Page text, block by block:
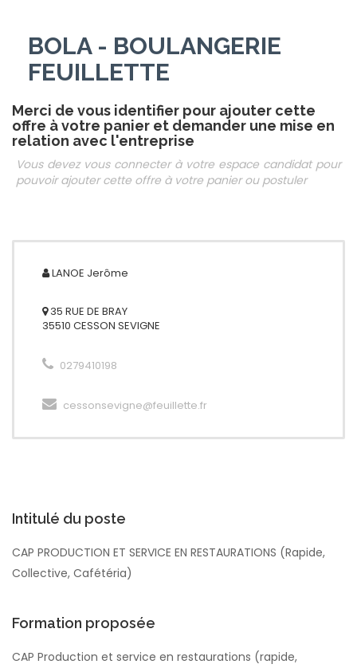
BOLA - BOULANGERIE
FEUILLETTE
Merci de vous identifier pour ajouter cette
offre à votre panier et demander une mise en
relation avec l'entreprise
Vous devez vous connecter à votre espace candidat pour
pouvoir ajouter cette offre à votre panier ou postuler
LANOE Jerôme
35 RUE DE BRAY
35510 CESSON SEVIGNE
0279410198
cessonsevigne@feuillette.fr
Intitulé du poste
CAP PRODUCTION ET SERVICE EN RESTAURATIONS (Rapide,
Collective, Cafétéria)
Formation proposée
CAP Production et service en restaurations (rapide,